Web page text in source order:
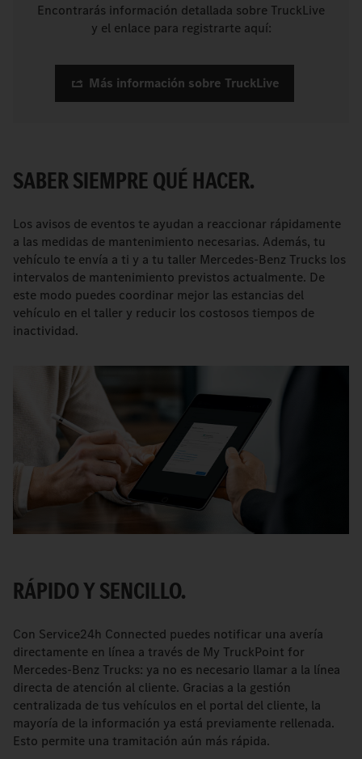
Encontrarás información detallada sobre TruckLive
y el enlace para registrarte aquí:
Más información sobre TruckLive
SABER SIEMPRE QUÉ HACER.
Los avisos de eventos te ayudan a reaccionar rápidamente
a las medidas de mantenimiento necesarias. Además, tu
vehículo te envía a ti y a tu taller Mercedes-Benz Trucks los
intervalos de mantenimiento previstos actualmente. De
este modo puedes coordinar mejor las estancias del
vehículo en el taller y reducir los costosos tiempos de
inactividad.
RÁPIDO Y SENCILLO.
Con Service24h Connected puedes notificar una avería
directamente en línea a través de My TruckPoint for
Mercedes-Benz Trucks: ya no es necesario llamar a la línea
directa de atención al cliente. Gracias a la gestión
centralizada de tus vehículos en el portal del cliente, la
mayoría de la información ya está previamente rellenada.
Esto permite una tramitación aún más rápida.